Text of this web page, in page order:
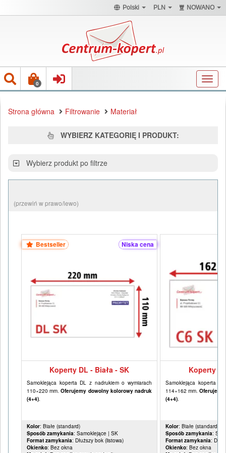
Polski PLN NOWANO
0
Strona główna Filtrowanie Materiał
WYBIERZ KATEGORIĘ I PRODUKT:
Wybierz produkt po filtrze
(przewiń w prawo/lewo)
Bestseller Niska cena
Koperty DL - Biała - SK
Samoklejąca koperta DL z nadrukiem o wymiarach
110×220 mm.Oferujemy dowolny kolorowy nadruk
(4+4).
Kolor: Białe (standard)
Sposób zamykania: Samoklejące | SK
Format zamykania: Dłuższy bok (listowa)
Okienko: Bez okna
Koperty
Samoklejąca koperta
114×162 mm.
(4+4).
Kolor: Białe (standard)
Sposób zamykania:
Format zamykania:
Okienko: Bez okna